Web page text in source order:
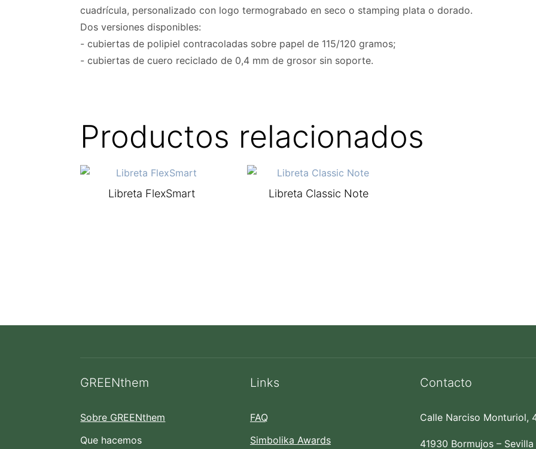
cuadrícula, personalizado con logo termograbado en seco o stamping plata o dorado.
Dos versiones disponibles:
- cubiertas de polipiel contracoladas sobre papel de 115/120 gramos;
- cubiertas de cuero reciclado de 0,4 mm de grosor sin soporte.
Productos relacionados
Libreta FlexSmart Libreta Classic Note
GREENthem
Sobre GREENthem
Que hacemos
Links
FAQ
Simbolika Awards
Contacto
Calle Narciso Monturiol,
41930 Bormujos – Sevilla